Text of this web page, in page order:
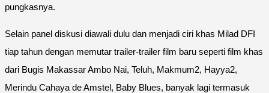
pungkasnya.
Selain panel diskusi diawali dulu dan menjadi ciri khas Milad DFI
tiap tahun dengan memutar trailer-trailer film baru seperti film khas
dari Bugis Makassar Ambo Nai, Teluh, Makmum2, Hayya2,
Merindu Cahaya de Amstel, Baby Blues, banyak lagi termasuk